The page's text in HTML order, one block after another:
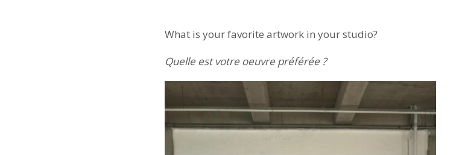
What is your favorite artwork in your studio?
Quelle est votre oeuvre préférée ?